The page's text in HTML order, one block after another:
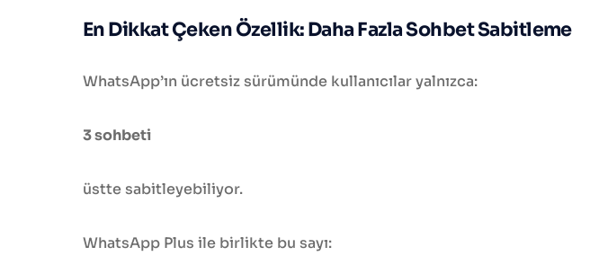
En Dikkat Çeken Özellik: Daha Fazla Sohbet Sabitleme
WhatsApp’ın ücretsiz sürümünde kullanıcılar yalnızca:
3 sohbeti
üstte sabitleyebiliyor.
WhatsApp Plus ile birlikte bu sayı: